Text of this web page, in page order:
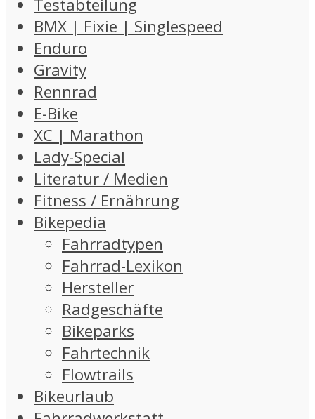
Testabteilung
BMX | Fixie | Singlespeed
Enduro
Gravity
Rennrad
E-Bike
XC | Marathon
Lady-Special
Literatur / Medien
Fitness / Ernährung
Bikepedia
Fahrradtypen
Fahrrad-Lexikon
Hersteller
Radgeschäfte
Bikeparks
Fahrtechnik
Flowtrails
Bikeurlaub